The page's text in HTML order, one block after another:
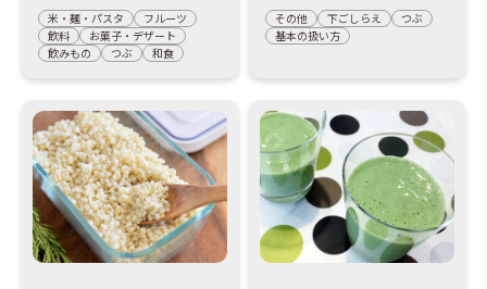
米・麺・パスタ
フルーツ
飲料
お菓子・デザート
飲みもの
つぶ 和食
その他 下ごしらえ
つぶ
基本の扱い方